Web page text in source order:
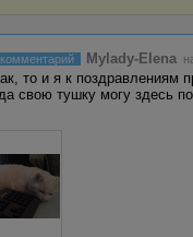
Mylady-Elena
то и я к поздравлениям
свою тушку могу здесь